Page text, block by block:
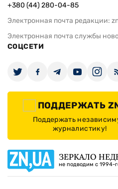
+380 (44) 280-04-85
Электронная почта редакции:
Электронная почта службы
СОЦСЕТИ
ПОДДЕРЖАТЬ
Поддержать
журналистику!
ЗЕРКАЛО
не подводим с 1994-